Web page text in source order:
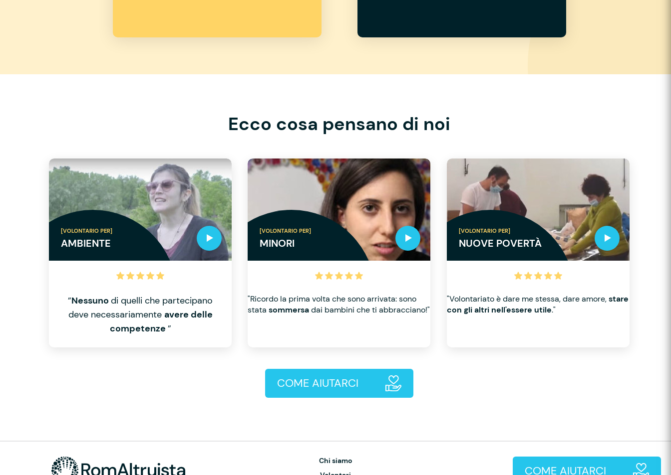
Ecco cosa pensano di noi
[VOLONTARIO PER]
AMBIENTE
”Nessunodi quelli che partecipano
deve necessariamente avere delle
competenze ”
[VOLONTARIO PER]
MINORI
"Ricordo la prima volta che sono arrivata: sono
statasommersadai bambini che ti abbracciano!"
[VOLONTARIO PER]
NUOVE POVERTÀ
"Volontariato è dare me stessa, dare amore,stare
con gli altri nell'essere utile."
COME AIUTARCI
Chi siamo
COME AIUTARCI